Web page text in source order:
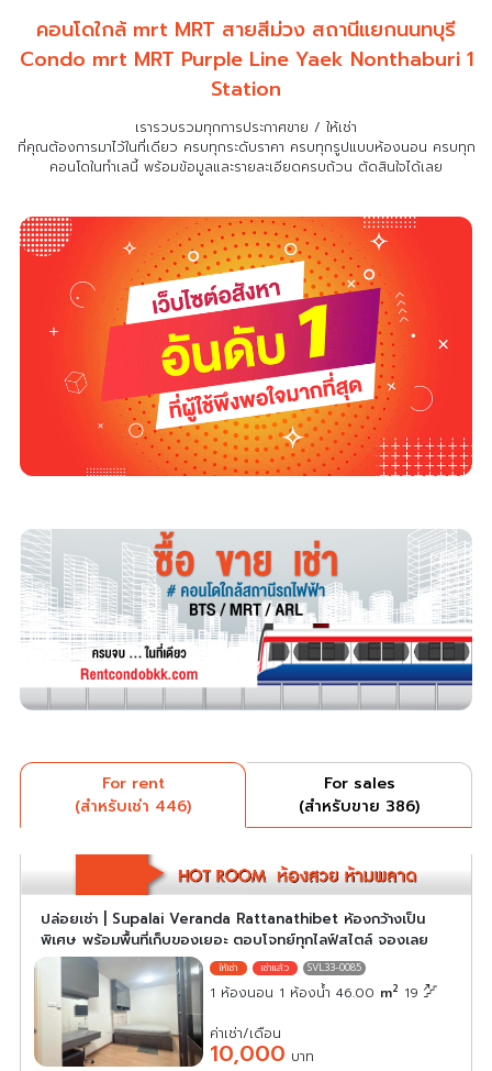
คอนโดใกล้ mrt MRT สายสีม่วง สถานีแยกนนทบุรี
Condo mrt MRT Purple Line Yaek Nonthaburi 1
Station
เรารวบรวมทุกการประกาศขาย / ให้เช่า
ที่คุณต้องการมาไว้ในที่เดียว ครบทุกระดับราคา ครบทุกรูปแบบห้องนอน ครบทุก
คอนโดในทำเลนี้ พร้อมข้อมูลและรายละเอียดครบถ้วน ตัดสินใจได้เลย
For rent
(สำหรับเช่า 446)
For sales
(สำหรับขาย 386)
ปล่อยเช่า | Supalai Veranda Rattanathibet ห้องกว้างเป็น
พิเศษ พร้อมพื้นที่เก็บของเยอะ ตอบโจทย์ทุกไลฟ์สไตล์ จองเลย
SVL33-0085
1 ห้องนอน 1 ห้องน้ำ 46.00 m2 19
ค่าเช่า/เดือน
10,000 บาท